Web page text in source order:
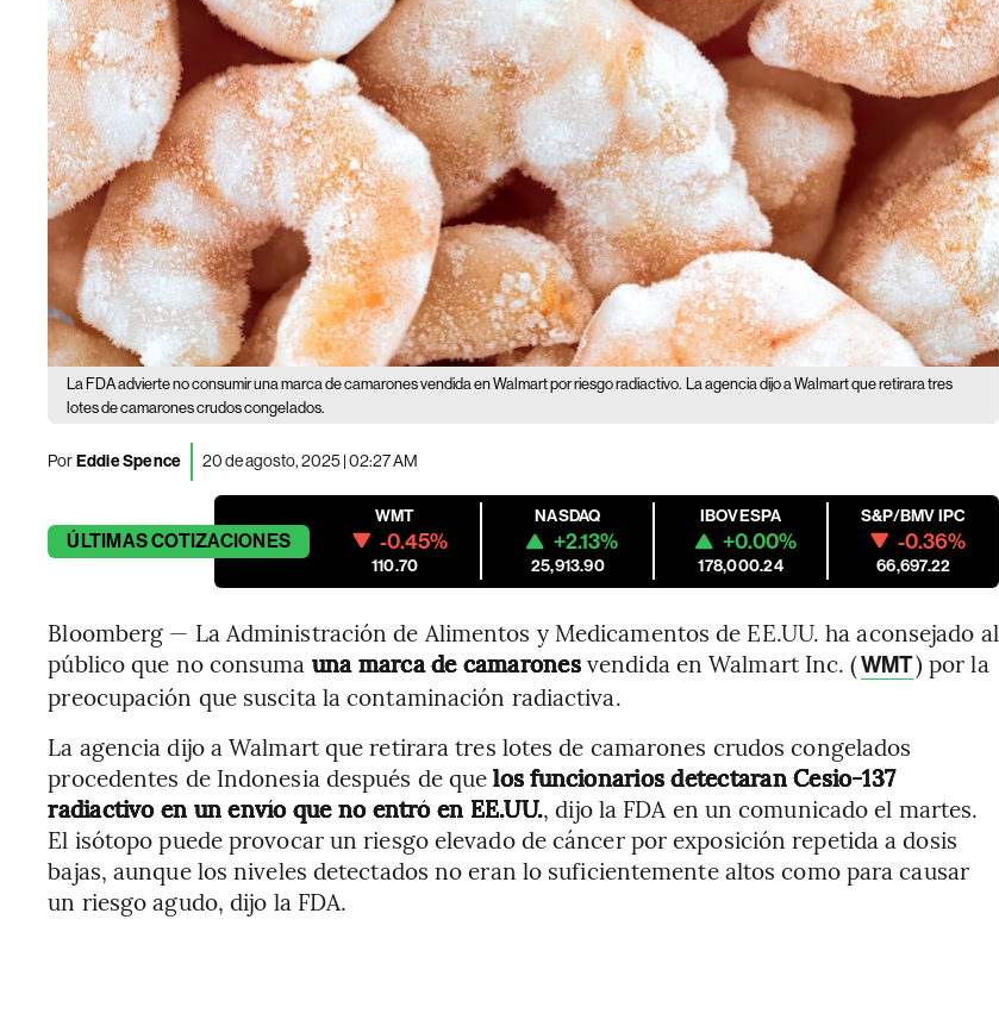
La FDA advierte no consumir una marca de camarones vendida en Walmart por riesgo radiactivo.
La agencia dijo a Walmart que retirara tres
lotes de camarones crudos congelados.
PorEddie Spence 20 de agosto, 2025 | 02:27 AM
ÚLTIMASCOTIZACIONES
WMT
-0.45%
110.70
NASDAQ
+2.13%
25,913.90
IBOVESPA
+0.00%
178,000.24
S&P/BMV IPC
-0.36%
66,697.22
Bloomberg — La Administración de Alimentos y Medicamentos de EE.UU. ha aconsejado al
público que no consuma una marca de camaronesvendida en Walmart Inc. (WMT) por la
preocupación que suscita la contaminación radiactiva.
La agencia dijo a Walmart que retirara tres lotes de camarones crudos congelados
procedentes de Indonesia después de quelos funcionarios detectaran Cesio-137
radiactivo en un envío que no entró en EE.UU., dijo la FDA en un comunicado el martes.
El isótopo puede provocar un riesgo elevado de cáncer por exposición repetida a dosis
bajas, aunque los niveles detectados no eran lo suficientemente altos como para causar
un riesgo agudo, dijo la FDA.